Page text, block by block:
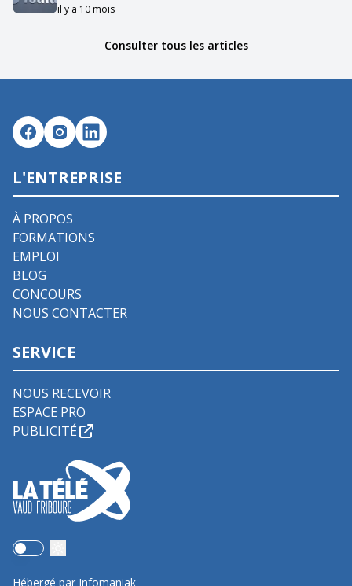
il y a 10 mois
Consulter tous les articles
L'ENTREPRISE
À PROPOS
FORMATIONS
EMPLOI
BLOG
CONCOURS
NOUS CONTACTER
SERVICE
NOUS RECEVOIR
ESPACE PRO
PUBLICITÉ
Use setting
Hébergé par Infomaniak